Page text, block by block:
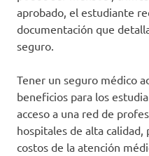
aprobado, el estudiante
documentación que
seguro.
Tener un seguro médico
beneficios para los
acceso a una red de
hospitales de alta
costos de la atención